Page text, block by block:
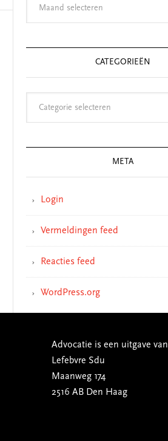
CATEGORIEËN
META
Login
Vermeldingen feed
Reacties feed
WordPress.org
Advocatie is een uitgave van
Lefebvre Sdu
Maanweg 174
2516 AB Den Haag